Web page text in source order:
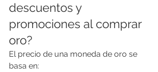
descuentos y
promociones al comprar
oro?
El precio de una moneda de oro se
basa en: